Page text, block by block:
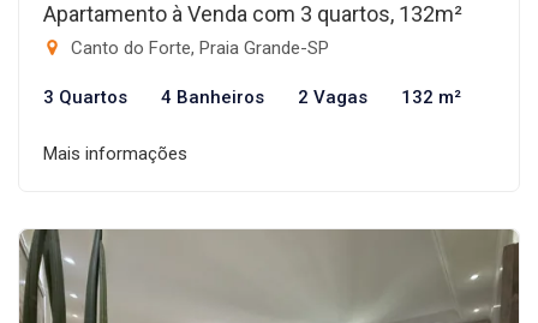
Apartamento à Venda com 3 quartos, 132m²
Canto do Forte, Praia Grande-SP
3 Quartos 4 Banheiros 2 Vagas 132 m²
Mais informações